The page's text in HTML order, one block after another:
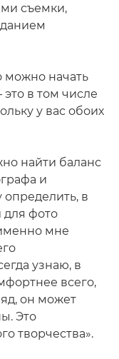
съемки,
можно начать
в том числе
у вас обоих
найти баланс
и
в
для фото
мне
узнаю, в
всего,
он может
Это
творчества».